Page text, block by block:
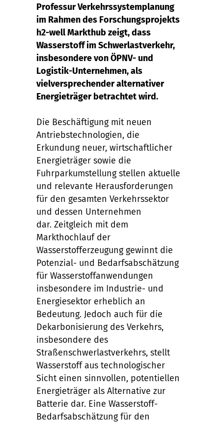
Professur Verkehrssystemplanung
im Rahmen des Forschungsprojekts
h2-well Markthub zeigt, dass
Wasserstoff im Schwerlastverkehr,
insbesondere von ÖPNV- und
Logistik-Unternehmen, als
vielversprechender alternativer
Energieträger betrachtet wird.
Die Beschäftigung mit neuen
Antriebstechnologien, die
Erkundung neuer, wirtschaftlicher
Energieträger sowie die
Fuhrparkumstellung stellen aktuelle
und relevante Herausforderungen
für den gesamten Verkehrssektor
und dessen Unternehmen
dar. Zeitgleich mit dem
Markthochlauf der
Wasserstofferzeugung gewinnt die
Potenzial- und Bedarfsabschätzung
für Wasserstoffanwendungen
insbesondere im Industrie- und
Energiesektor erheblich an
Bedeutung. Jedoch auch für die
Dekarbonisierung des Verkehrs,
insbesondere des
Straßenschwerlastverkehrs, stellt
Wasserstoff aus technologischer
Sicht einen sinnvollen, potentiellen
Energieträger als Alternative zur
Batterie dar. Eine Wasserstoff-
Bedarfsabschätzung für den